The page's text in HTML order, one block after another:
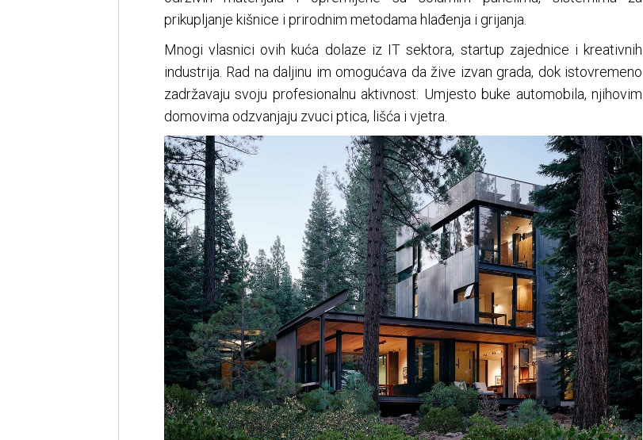
prikupljanje kišnice i prirodnim metodama hlađenja i grijanja.
Mnogi vlasnici ovih kuća dolaze iz IT sektora, startup zajednice i kreativnih
industrija. Rad na daljinu im omogućava da žive izvan grada, dok istovremeno
zadržavaju svoju profesionalnu aktivnost. Umjesto buke automobila, njihovim
domovima odzvanjaju zvuci ptica, lišća i vjetra.